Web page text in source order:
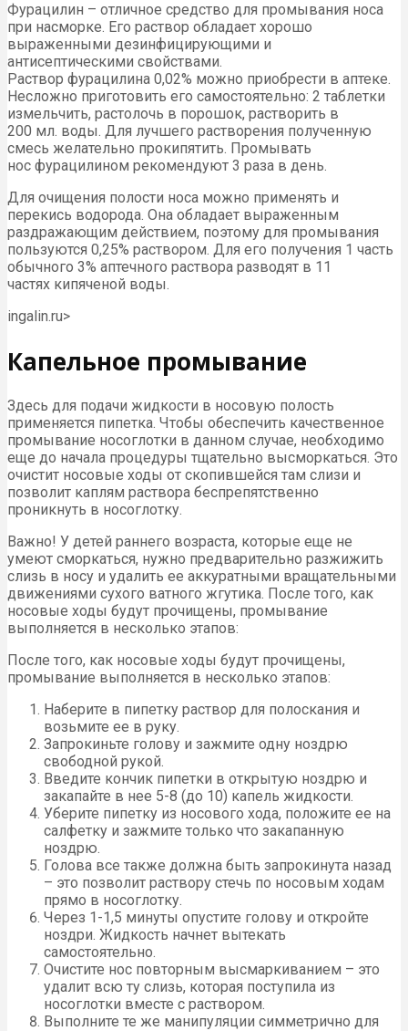
Фурацилин – отличное средство для промывания носа
при насморке. Его раствор обладает хорошо
выраженными дезинфицирующими и
антисептическими свойствами.
Раствор фурацилина 0,02% можно приобрести в аптеке.
Несложно приготовить его самостоятельно: 2 таблетки
измельчить, растолочь в порошок, растворить в
200 мл. воды. Для лучшего растворения полученную
смесь желательно прокипятить. Промывать
нос фурацилином рекомендуют 3 раза в день.
Для очищения полости носа можно применять и
перекись водорода. Она обладает выраженным
раздражающим действием, поэтому для промывания
пользуются 0,25% раствором. Для его получения 1 часть
обычного 3% аптечного раствора разводят в 11
частях кипяченой воды.
ingalin.ru⁪>
Капельное промывание
Здесь для подачи жидкости в носовую полость
применяется пипетка. Чтобы обеспечить качественное
промывание носоглотки в данном случае, необходимо
еще до начала процедуры тщательно высморкаться. Это
очистит носовые ходы от скопившейся там слизи и
позволит каплям раствора беспрепятственно
проникнуть в носоглотку.
Важно! У детей раннего возраста, которые еще не
умеют сморкаться, нужно предварительно разжижить
слизь в носу и удалить ее аккуратными вращательными
движениями сухого ватного жгутика. После того, как
носовые ходы будут прочищены, промывание
выполняется в несколько этапов:
После того, как носовые ходы будут прочищены,
промывание выполняется в несколько этапов:
Наберите в пипетку раствор для полоскания и
возьмите ее в руку.
Запрокиньте голову и зажмите одну ноздрю
свободной рукой.
Введите кончик пипетки в открытую ноздрю и
закапайте в нее 5-8 (до 10) капель жидкости.
Уберите пипетку из носового хода, положите ее на
салфетку и зажмите только что закапанную
ноздрю.
Голова все также должна быть запрокинута назад
– это позволит раствору стечь по носовым ходам
прямо в носоглотку.
Через 1-1,5 минуты опустите голову и откройте
ноздри. Жидкость начнет вытекать
самостоятельно.
Очистите нос повторным высмаркиванием – это
удалит всю ту слизь, которая поступила из
носоглотки вместе с раствором.
Выполните те же манипуляции симметрично для